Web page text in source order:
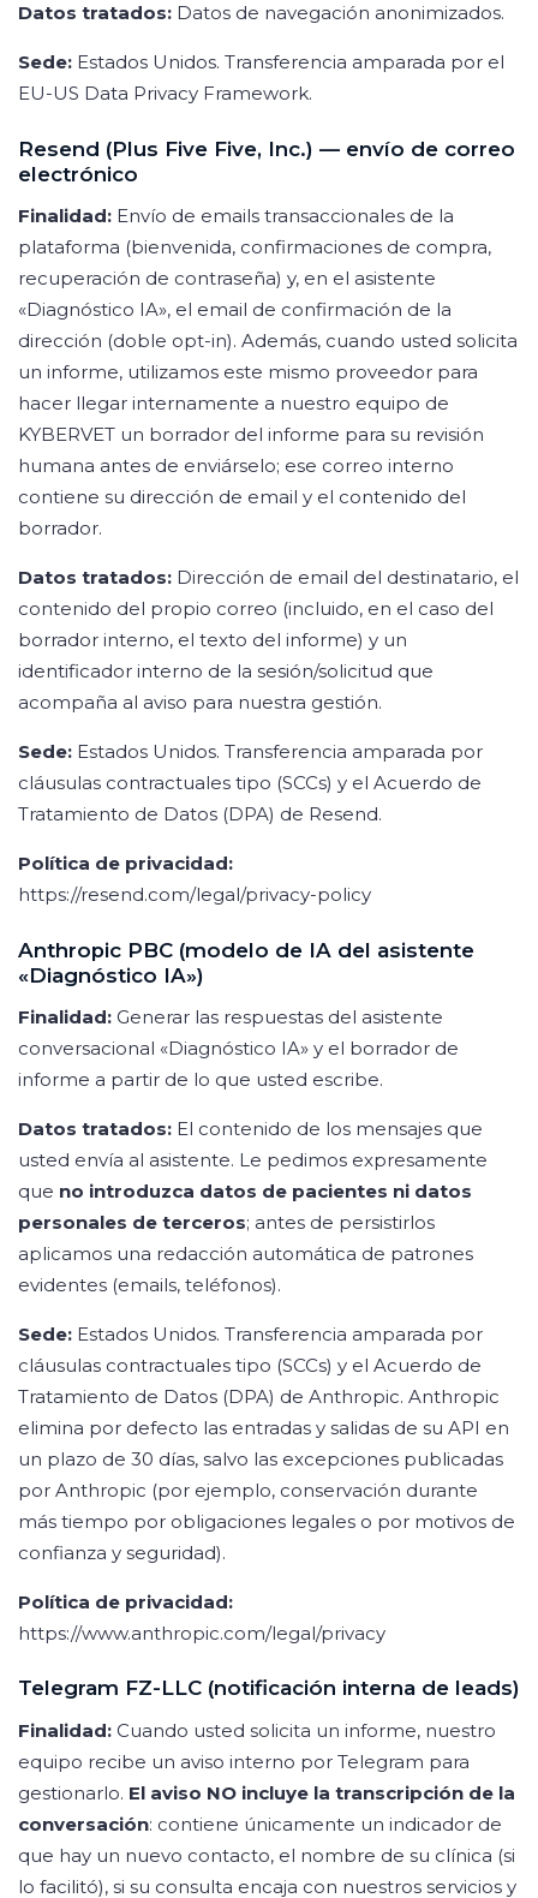
Datos tratados: Datos de navegación anonimizados.
Sede: Estados Unidos. Transferencia amparada por el
EU-US Data Privacy Framework.
Resend (Plus Five Five, Inc.) — envío de correo
electrónico
Finalidad: Envío de emails transaccionales de la
plataforma (bienvenida, confirmaciones de compra,
recuperación de contraseña) y, en el asistente
«Diagnóstico IA», el email de confirmación de la
dirección (doble opt-in). Además, cuando usted solicita
un informe, utilizamos este mismo proveedor para
hacer llegar internamente a nuestro equipo de
KYBERVET un borrador del informe para su revisión
humana antes de enviárselo; ese correo interno
contiene su dirección de email y el contenido del
borrador.
Datos tratados: Dirección de email del destinatario, el
contenido del propio correo (incluido, en el caso del
borrador interno, el texto del informe) y un
identificador interno de la sesión/solicitud que
acompaña al aviso para nuestra gestión.
Sede: Estados Unidos. Transferencia amparada por
cláusulas contractuales tipo (SCCs) y el Acuerdo de
Tratamiento de Datos (DPA) de Resend.
Política de privacidad:
https://resend.com/legal/privacy-policy
Anthropic PBC (modelo de IA del asistente
«Diagnóstico IA»)
Finalidad: Generar las respuestas del asistente
conversacional «Diagnóstico IA» y el borrador de
informe a partir de lo que usted escribe.
Datos tratados: El contenido de los mensajes que
usted envía al asistente. Le pedimos expresamente
que no introduzca datos de pacientes ni datos
personales de terceros; antes de persistirlos
aplicamos una redacción automática de patrones
evidentes (emails, teléfonos).
Sede: Estados Unidos. Transferencia amparada por
cláusulas contractuales tipo (SCCs) y el Acuerdo de
Tratamiento de Datos (DPA) de Anthropic. Anthropic
elimina por defecto las entradas y salidas de su API en
un plazo de 30 días, salvo las excepciones publicadas
por Anthropic (por ejemplo, conservación durante
más tiempo por obligaciones legales o por motivos de
confianza y seguridad).
Política de privacidad:
https://www.anthropic.com/legal/privacy
Telegram FZ-LLC (notificación interna de leads)
Finalidad: Cuando usted solicita un informe, nuestro
equipo recibe un aviso interno por Telegram para
gestionarlo. El aviso NO incluye la transcripción de la
conversación: contiene únicamente un indicador de
que hay un nuevo contacto, el nombre de su clínica (si
lo facilitó), si su consulta encaja con nuestros servicios y